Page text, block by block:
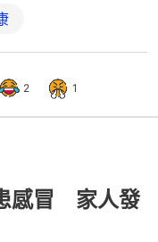
2 1
感冒 家人發